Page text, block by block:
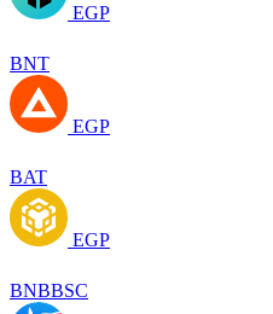
EGP
BNT
EGP
BAT
EGP
BNBBSC